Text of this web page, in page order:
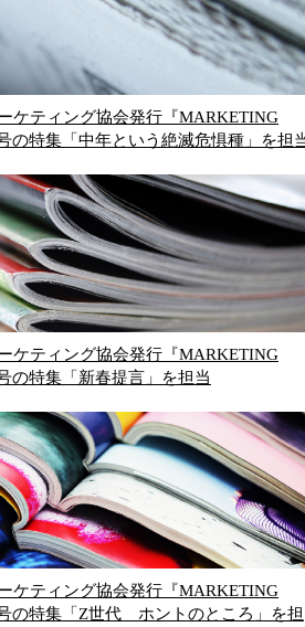
ケティング協会発行『MARKETING
の特集「中年という絶滅危惧種」を担
ケティング協会発行『MARKETING
の特集「新春提言」を担当
ケティング協会発行『MARKETING
の特集「Z世代 ホントのところ」を担